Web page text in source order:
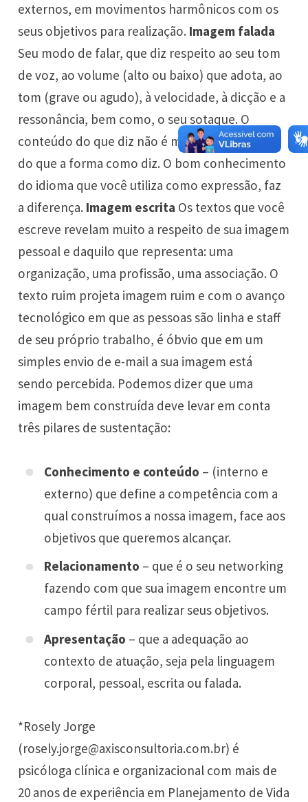
externos, em movimentos harmônicos com os
seus objetivos para realização. Imagem falada
Seu modo de falar, que diz respeito ao seu tom
de voz, ao volume (alto ou baixo) que adota, ao
tom (grave ou agudo), à velocidade, à dicção e a
ressonância, bem como, o seu sotaque. O
conteúdo do que diz não é menos importante
do que a forma como diz. O bom conhecimento
do idioma que você utiliza como expressão, faz
a diferença. Imagem escrita Os textos que você
escreve revelam muito a respeito de sua imagem
pessoal e daquilo que representa: uma
organização, uma profissão, uma associação. O
texto ruim projeta imagem ruim e com o avanço
tecnológico em que as pessoas são linha e staff
de seu próprio trabalho, é óbvio que em um
simples envio de e-mail a sua imagem está
sendo percebida. Podemos dizer que uma
imagem bem construída deve levar em conta
três pilares de sustentação:
Conhecimento e conteúdo – (interno e
externo) que define a competência com a
qual construímos a nossa imagem, face aos
objetivos que queremos alcançar.
Relacionamento – que é o seu networking
fazendo com que sua imagem encontre um
campo fértil para realizar seus objetivos.
Apresentação – que a adequação ao
contexto de atuação, seja pela linguagem
corporal, pessoal, escrita ou falada.
*Rosely Jorge
(rosely.jorge@axisconsultoria.com.br) é
psicóloga clínica e organizacional com mais de
20 anos de experiência em Planejamento de Vida